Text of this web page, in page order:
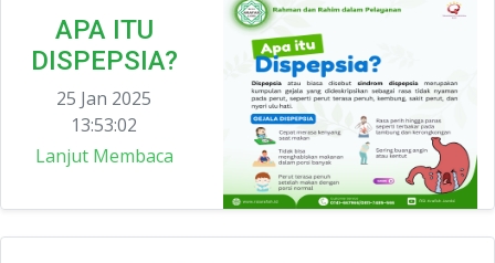
APA ITU
DISPEPSIA?
25 Jan 2025
13:53:02
Lanjut Membaca